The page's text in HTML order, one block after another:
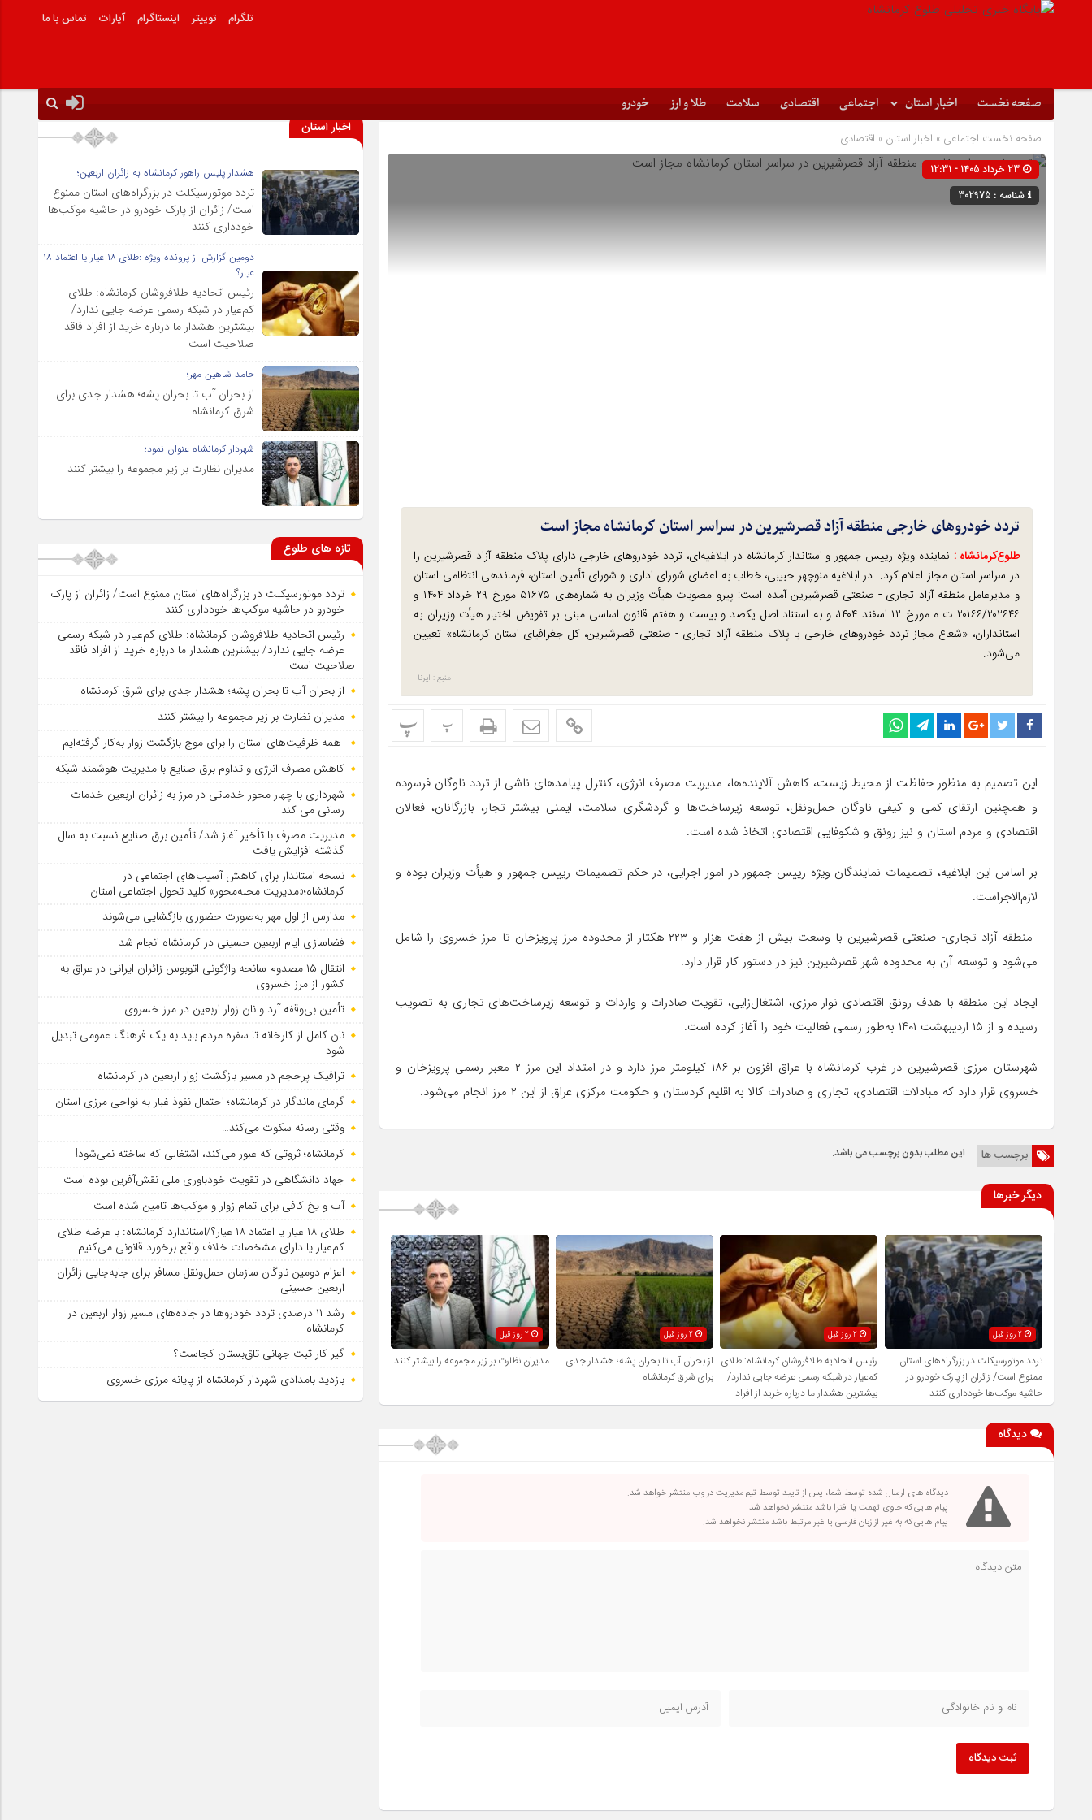
تلگرام توییتر اینستاگرام آپارات تماس با ما
صفحه نخست اخبار استان اجتماعی اقتصادی سلامت طلا و ارز خودرو
صفحه نخست اجتماعی » اخبار استان » اقتصادی
شناسه : 302975
تردد خودروهای خارجی منطقه آزاد قصرشیرین در سراسر استان کرمانشاه مجاز است
طلوع‌‌کرمانشاه : نماینده ویژه رییس جمهور و استاندار کرمانشاه در ابلاغیه‌ای، تردد خودروهای خارجی دارای پلاک منطقه آزاد قصرشیرین را
در سراسر استان مجاز اعلام کرد. در ابلاغیه منوچهر حبیبی، خطاب به اعضای شورای اداری و شورای تأمین استان، فرماندهی انتظامی استان
و مدیرعامل منطقه آزاد تجاری - صنعتی قصرشیرین آمده است: پیرو مصوبات هیأت وزیران به شماره‌های ۵۱۶۷۵ مورخ ۲۹ خرداد ۱۴۰۴ و
۲۰۱۶۶/۲۰۲۶۴۶ ت ه مورخ ۱۲ اسفند ۱۴۰۴، و به استناد اصل یکصد و بیست و هفتم قانون اساسی مبنی بر تفویض اختیار هیأت وزیران به
استانداران، «شعاع مجاز تردد خودروهای خارجی با پلاک منطقه آزاد تجاری - صنعتی قصرشیرین، کل جغرافیای استان کرمانشاه» تعیین
می‌شود.
منبع : ایرنا
پ پ
این تصمیم به منظور حفاظت از محیط زیست، کاهش آلاینده‌ها، مدیریت مصرف انرژی، کنترل پیامدهای ناشی از تردد ناوگان فرسوده
و همچنین ارتقای کمی و کیفی ناوگان حمل‌ونقل، توسعه زیرساخت‌ها و گردشگری سلامت، ایمنی بیشتر تجار، بازرگانان، فعالان
اقتصادی و مردم استان و نیز رونق و شکوفایی اقتصادی اتخاذ شده است.
بر اساس این ابلاغیه، تصمیمات نمایندگان ویژه رییس جمهور در امور اجرایی، در حکم تصمیمات رییس جمهور و هیأت وزیران بوده و
لازم‌الاجراست.
منطقه آزاد تجاری- صنعتی قصرشیرین با وسعت بیش از هفت هزار و ۲۲۳ هکتار از محدوده مرز پرویزخان تا مرز خسروی را شامل
می‌شود و توسعه آن به محدوده شهر قصرشیرین نیز در دستور کار قرار دارد.
ایجاد این منطقه با هدف رونق اقتصادی نوار مرزی، اشتغال‌زایی، تقویت صادرات و واردات و توسعه زیرساخت‌های تجاری به تصویب
رسیده و از ۱۵ اردیبهشت ۱۴۰۱ به‌طور رسمی فعالیت خود را آغاز کرده است.
شهرستان مرزی قصرشیرین در غرب کرمانشاه با عراق افزون بر ۱۸۶ کیلومتر مرز دارد و در امتداد این مرز ۲ معبر رسمی پرویزخان و
خسروی قرار دارد که مبادلات اقتصادی، تجاری و صادرات کالا به اقلیم کردستان و حکومت مرکزی عراق از این ۲ مرز انجام می‌شود.
برچسب ها این مطلب بدون برچسب می باشد.
دیگر خبرها
2 روز قبل
تردد موتورسیکلت در بزرگراه‌های استان
ممنوع است/ زائران از پارک خودرو در
حاشیه موکب‌ها خودداری کنند
2 روز قبل
رئیس اتحادیه طلافروشان کرمانشاه: طلای
کم‌عیار در شبکه رسمی عرضه جایی ندارد/
بیشترین هشدار ما درباره خرید از افراد
فاقد صلاحیت است
2 روز قبل
از بحران آب تا بحران پشه؛ هشدار جدی
برای شرق کرمانشاه
2 روز قبل
مدیران نظارت بر زیر مجموعه را بیشتر کنند
دیدگاه
دیدگاه های ارسال شده توسط شما، پس از تایید توسط تیم مدیریت در وب منتشر خواهد شد.
پیام هایی که حاوی تهمت یا افترا باشد منتشر نخواهد شد.
پیام هایی که به غیر از زبان فارسی یا غیر مرتبط باشد منتشر نخواهد شد.
ثبت دیدگاه
اخبار استان
هشدار پلیس راهور کرمانشاه به زائران اربعین؛
تردد موتورسیکلت در بزرگراه‌های استان ممنوع
است/ زائران از پارک خودرو در حاشیه موکب‌ها
خودداری کنند
دومین گزارش از پرونده ویژه :طلای ۱۸ عیار یا اعتماد ۱۸
عیار؟
رئیس اتحادیه طلافروشان کرمانشاه: طلای
کم‌عیار در شبکه رسمی عرضه جایی ندارد/
بیشترین هشدار ما درباره خرید از افراد فاقد
صلاحیت است
حامد شاهین مهر؛
از بحران آب تا بحران پشه؛ هشدار جدی برای
شرق کرمانشاه
شهردار کرمانشاه عنوان نمود؛
مدیران نظارت بر زیر مجموعه را بیشتر کنند
تازه های طلوع
تردد موتورسیکلت در بزرگراه‌های استان ممنوع است/ زائران از پارک
خودرو در حاشیه موکب‌ها خودداری کنند
رئیس اتحادیه طلافروشان کرمانشاه: طلای کم‌عیار در شبکه رسمی
عرضه جایی ندارد/ بیشترین هشدار ما درباره خرید از افراد فاقد
صلاحیت است
از بحران آب تا بحران پشه؛ هشدار جدی برای شرق کرمانشاه
مدیران نظارت بر زیر مجموعه را بیشتر کنند
همه ظرفیت‌های استان را برای موج بازگشت زوار به‌کار گرفته‌ایم
کاهش مصرف انرژی و تداوم برق صنایع با مدیریت هوشمند شبکه
شهرداری با چهار محور خدماتی در مرز به زائران اربعین خدمات
رسانی می کند
مدیریت مصرف با تأخیر آغاز شد/ تأمین برق صنایع نسبت به سال
گذشته افزایش یافت
نسخه استاندار برای کاهش آسیب‌های اجتماعی در
کرمانشاه؛«مدیریت محله‌محور» کلید تحول اجتماعی استان
مدارس از اول مهر به‌صورت حضوری بازگشایی می‌شوند
فضاسازی ایام اربعین حسینی در کرمانشاه انجام شد
انتقال ۱۵ مصدوم سانحه واژگونی اتوبوس زائران ایرانی در عراق به
کشور از مرز خسروی
تأمین بی‌وقفه آرد و نان زوار اربعین در مرز خسروی
نان کامل از کارخانه تا سفره مردم باید به یک فرهنگ عمومی تبدیل
شود
ترافیک پرحجم در مسیر بازگشت زوار اربعین در کرمانشاه
گرمای ماندگار در کرمانشاه؛ احتمال نفوذ غبار به نواحی مرزی استان
وقتی رسانه سکوت می‌کند…
کرمانشاه؛ ثروتی که عبور می‌کند، اشتغالی که ساخته نمی‌شود!
جهاد دانشگاهی در تقویت خودباوری ملی نقش‌آفرین بوده است
آب و یخ کافی برای تمام زوار و موکب‌ها تامین شده است
طلای ۱۸ عیار یا اعتماد ۱۸ عیار؟/استاندارد کرمانشاه: با عرضه طلای
کم‌عیار یا دارای مشخصات خلاف واقع برخورد قانونی می‌کنیم
اعزام دومین ناوگان سازمان حمل‌ونقل مسافر برای جابه‌جایی زائران
اربعین حسینی
رشد ۱۱ درصدی تردد خودروها در جاده‌های مسیر زوار اربعین در
کرمانشاه
گیر کار ثبت جهانی تاق‌بستان کجاست؟
بازدید بامدادی شهردار کرمانشاه از پایانه مرزی خسروی